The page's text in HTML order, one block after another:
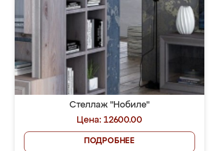
Стеллаж "Нобиле"
Цена: 12600.00
ПОДРОБНЕЕ